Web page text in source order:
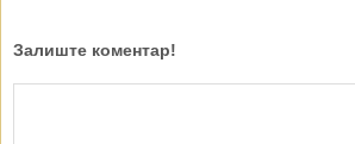
Залиште коментар!